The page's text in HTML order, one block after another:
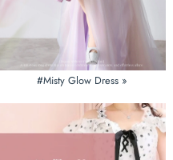
#Misty Glow Dress »